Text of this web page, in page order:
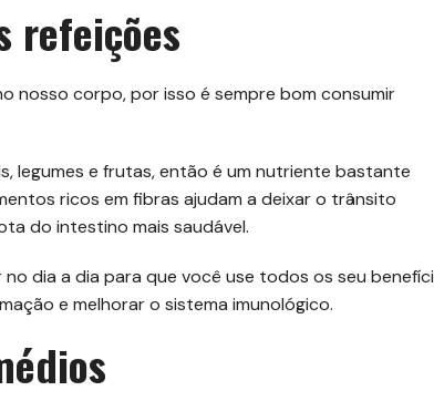
refeições
nosso corpo, por isso é sempre bom consumir
legumes e frutas, então é um nutriente bastante
ricos em fibras ajudam a deixar o trânsito
do intestino mais saudável.
dia a dia para que você use todos os seu
e melhorar o sistema imunológico.